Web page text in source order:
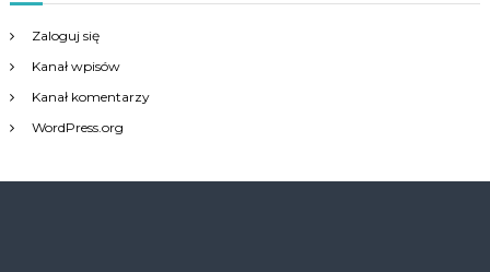
Zaloguj się
Kanał wpisów
Kanał komentarzy
WordPress.org